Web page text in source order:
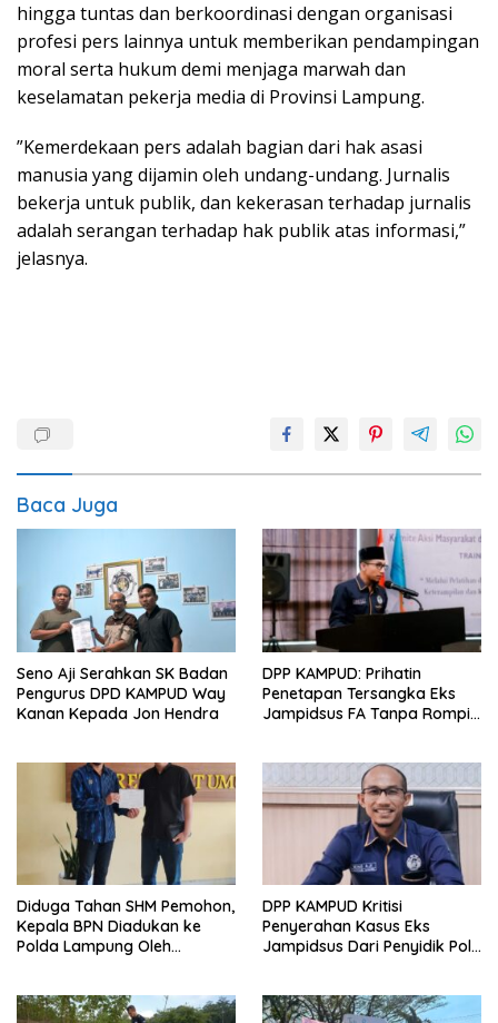
hingga tuntas dan berkoordinasi dengan organisasi
profesi pers lainnya untuk memberikan pendampingan
moral serta hukum demi menjaga marwah dan
keselamatan pekerja media di Provinsi Lampung.
​”Kemerdekaan pers adalah bagian dari hak asasi
manusia yang dijamin oleh undang-undang. Jurnalis
bekerja untuk publik, dan kekerasan terhadap jurnalis
adalah serangan terhadap hak publik atas informasi,”
jelasnya.
Baca Juga
Seno Aji Serahkan SK Badan
Pengurus DPD KAMPUD Way
Kanan Kepada Jon Hendra
DPP KAMPUD: Prihatin
Penetapan Tersangka Eks
Jampidsus FA Tanpa Rompi
Diduga Tahan SHM Pemohon,
Kepala BPN Diadukan ke
Polda Lampung Oleh
DPP KAMPUD Kritisi
Penyerahan Kasus Eks
Jampidsus Dari Penyidik Polri